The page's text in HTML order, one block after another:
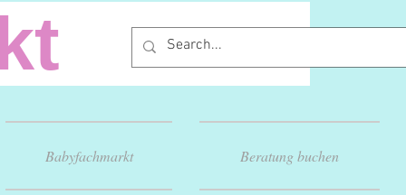
Babyfachmarkt Beratung buchen